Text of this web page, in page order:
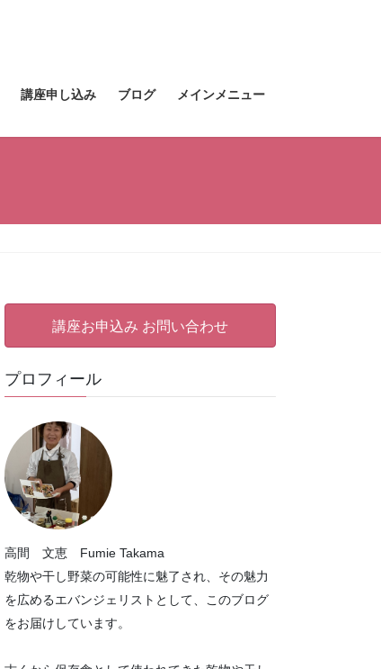
講座申し込み ブログ メインメニュー
講座お申込み お問い合わせ
プロフィール
高間 文恵 Fumie Takama
乾物や干し野菜の可能性に魅了され、その魅力
を広めるエバンジェリストとして、このブログ
をお届けしています。